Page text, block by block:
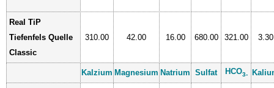
Real TiP
Tiefenfels Quelle
Classic
310.00 42.00 16.00 680.00 321.00 3.30
Kalzium Magnesium Natrium Sulfat HCO3-